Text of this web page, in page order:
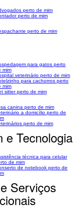
perto de mim
perto de mim
perto de mim
para gatos perto
mim
veterinário perto de mim
para cachorros perto
mim
sitter perto de mim
canina perto de mim
a domicílio perto de
perto de mim
e Tecnologia
técnica para celular
de mim
de notebook perto de
Serviços